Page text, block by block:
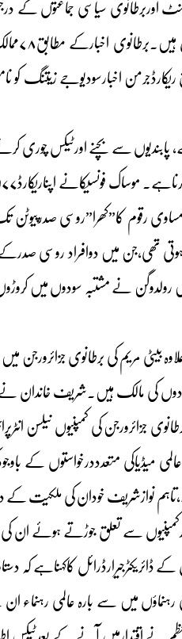
اوربرطانوی سیاسی جماعتوں
اخبارسودیوجے زیتنگ کو
پابندیوں سے بچنے اورٹیکس
رقوم کا”کھرا”روسی
تھی،جن میں دوافراد روسی
نے مشتبہ سودوں میں
بیٹی مریم کی برطانوی جزائرورجن
کی مالک ہیں۔شریف خاندان نے
متعدددرخواستوں کے
نوازشریف خودان کی ملکیت
کاکہناہے کہ
ہونے والی دستاویزات کے مطابق دنیاکے۱۴۳سیاسی
نے اقتدارمیں آنے کے بعدٹیکس